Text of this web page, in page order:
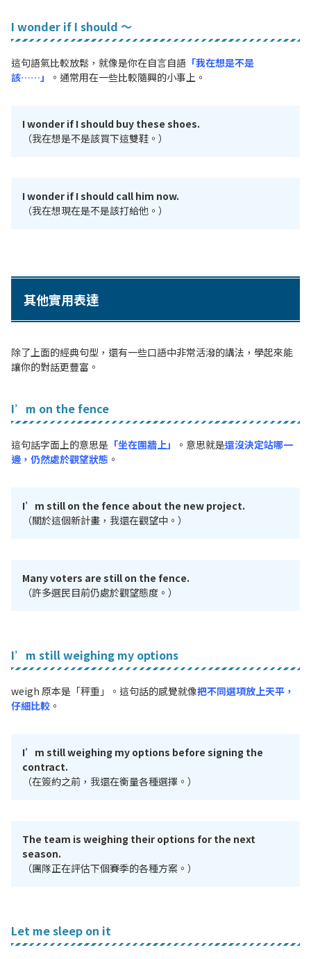
I wonder if I should ～
這句語氣比較放鬆，就像是你在自言自語 「我在想是不是
該……」
。通常用在一些比較隨興的小事上。
I wonder if I should buy these shoes.
（我在想是不是該買下這雙鞋。）
I wonder if I should call him now.
（我在想現在是不是該打給他。）
其他實用表達
除了上面的經典句型，還有一些口語中非常活潑的講法，學起來能
讓你的對話更豐富。
I’m on the fence
這句話字面上的意思是 「坐在圍牆上」 。 意思就是還沒決定站哪一
邊，仍然處於觀望狀態 。
I’m still on the fence about the new project.
（關於這個新計畫，我還在觀望中。）
Many voters are still on the fence.
（許多選民目前仍處於觀望態度。）
I’m still weighing my options
weigh 原本是「秤重」。這句話的感覺就像把不同選項放上天平，
仔細比較 。
I’m still weighing my options before signing the
contract.
（在簽約之前，我還在衡量各種選擇。）
The team is weighing their options for the next
season.
（團隊正在評估下個賽季的各種方案。）
Let me sleep on it